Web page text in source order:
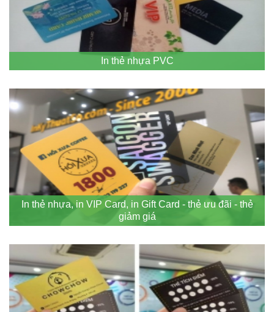
In thẻ nhựa PVC
In thẻ nhựa, in VIP Card, in Gift Card - thẻ ưu đãi - thẻ
giảm giá